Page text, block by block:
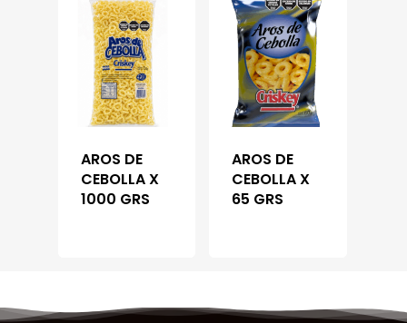
AROS DE
CEBOLLA X
1000 GRS
AROS DE
CEBOLLA X
65 GRS